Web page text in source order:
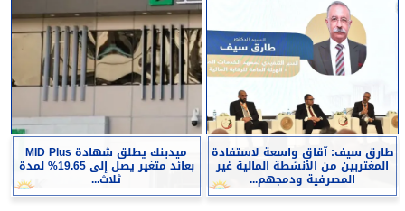
طارق سيف: آقاق واسعة لاستفادة
المغتربين من الأنشطة المالية غير
المصرفية ودمجهم...
ميدبنك يطلق شهادة MID Plus
بعائد متغير يصل إلى 19.65% لمدة
ثلاث...